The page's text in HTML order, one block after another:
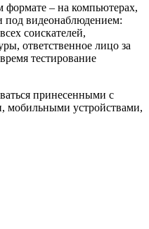
формате – на компьютерах,
под видеонаблюдением:
соискателей,
ответственное лицо за
тестирование
принесенными с
мобильными устройствами,